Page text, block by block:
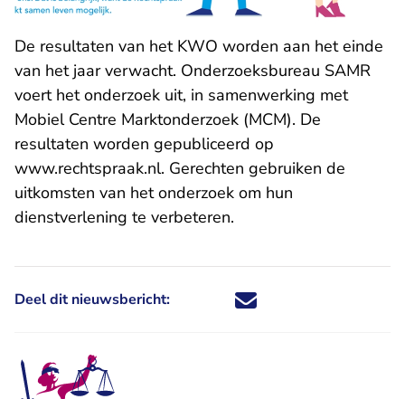
De resultaten van het KWO worden aan het einde
van het jaar verwacht. Onderzoeksbureau SAMR
voert het onderzoek uit, in samenwerking met
Mobiel Centre Marktonderzoek (MCM). De
resultaten worden gepubliceerd op
www.rechtspraak.nl. Gerechten gebruiken de
uitkomsten van het onderzoek om hun
dienstverlening te verbeteren.
Deel dit nieuwsbericht: Deel dit nieuwsbericht via X -
Deel dit nieuwsbericht via
Deel dit nieuwsbericht
Deel dit